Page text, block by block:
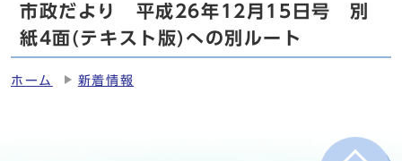
市政だより 平成26年12月15日号 別
紙4面(テキスト版)への別ルート
ホーム 新着情報